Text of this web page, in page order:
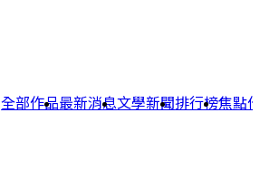
全部作品最新消息文學新聞排行榜焦點